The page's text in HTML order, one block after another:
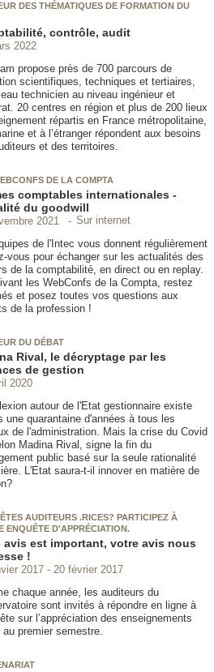
DES THÉMATIQUES DE FORMATION DU
contrôle, audit
2022
propose près de 700 parcours de
scientifiques, techniques et tertiaires,
technicien au niveau ingénieur et
20 centres en région et plus de 200 lieux
répartis en France métropolitaine,
et à l’étranger répondent aux besoins
et des territoires.
DE LA COMPTA
comptables internationales -
du goodwill
2021
Sur internet
de l'Intec vous donnent régulièrement
vous pour échanger sur les actualités des
de la comptabilité, en direct ou en replay.
les WebConfs de la Compta, restez
et posez toutes vos questions aux
de la profession !
DU DÉBAT
Rival, le décryptage par les
de gestion
2020
autour de l'Etat gestionnaire existe
une quarantaine d'années à tous les
de l'administration. Mais la crise du Covid
Madina Rival, signe la fin du
public basé sur la seule rationalité
L'Etat saura-t-il innover en matière de
AUDITEURS .RICES? PARTICIPEZ À
ENQUÊTE D'APPRÉCIATION.
avis est important, votre avis nous
!
2017
20 février 2017
chaque année, les auditeurs du
sont invités à répondre en ligne à
sur l’appréciation des enseignements
premier semestre.